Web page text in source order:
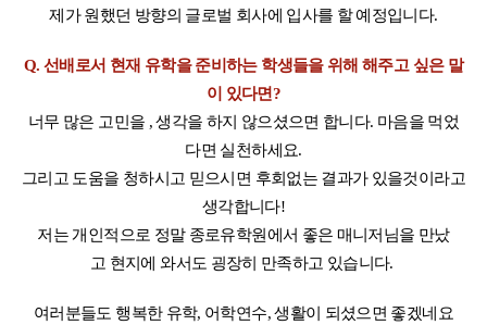
제가 원했던 방향의 글로벌 회사에 입사를 할 예정입니다.
Q. 선배로서 현재 유학을 준비하는 학생들을 위해 해주고 싶은 말
이 있다면?
너무 많은 고민을 , 생각을 하지 않으셨으면 합니다. 마음을 먹었
다면 실천하세요.
그리고 도움을 청하시고 믿으시면 후회없는 결과가 있을것이라고
생각합니다!
저는 개인적으로 정말 종로유학원에서 좋은 매니저님을 만났
고 현지에 와서도 굉장히 만족하고 있습니다.
여러분들도 행복한 유학, 어학연수, 생활이 되셨으면 좋겠네요